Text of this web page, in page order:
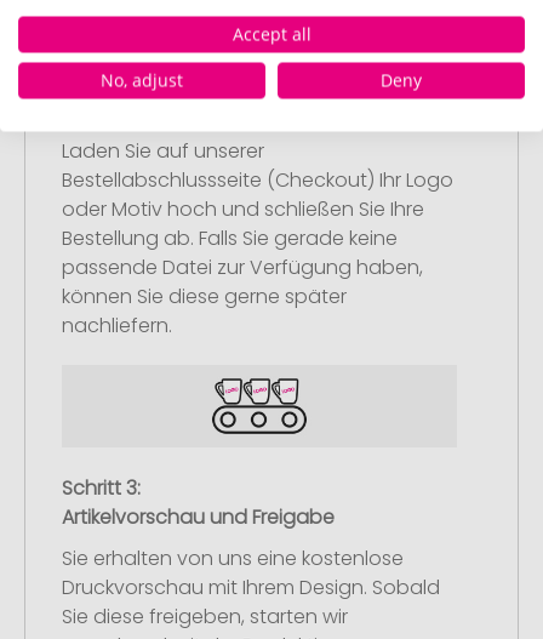
Schritt 2:
Laden Sie auf unserer
Bestellabschlussseite (Checkout) Ihr Logo
oder Motiv hoch und schließen Sie Ihre
Bestellung ab. Falls Sie gerade keine
passende Datei zur Verfügung haben,
können Sie diese gerne später
nachliefern.
Schritt 3:
Artikelvorschau und Freigabe
Sie erhalten von uns eine kostenlose
Druckvorschau mit Ihrem Design. Sobald
Sie diese freigeben, starten wir
Accept all
No, adjust
Deny